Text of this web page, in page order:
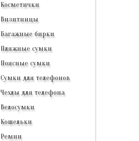
Косметички
Визитницы
Багажные бирки
Пляжные сумки
Поясные сумки
Сумки для телефонов
Чехлы для телефона
Велосумки
Кошельки
Ремни